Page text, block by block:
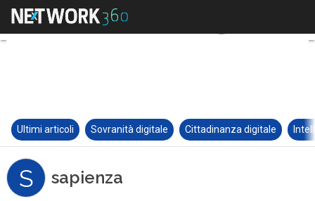
Ultimi articoli Sovranità digitale Cittadinanza digitale
S sapienza